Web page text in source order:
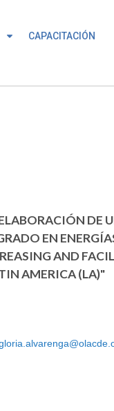
CAPACITACIÓN
DE
EN
AND
AMERICA (LA)"